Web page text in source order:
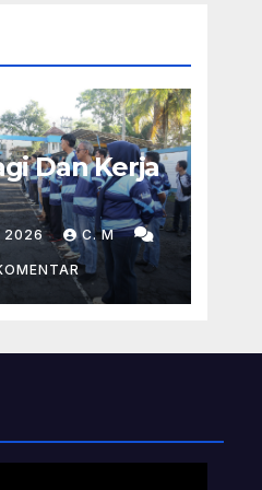
Dan Kerja
2026 C. M